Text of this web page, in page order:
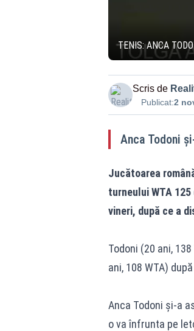
TENIS: ANCA
Scris de
Publicat:2
Anca Todoni
Jucătoarea
turneului WTA
vineri, după ce a
Todoni (20 ani,
ani, 108 WTA)
Anca Todoni şi-a
o va înfrunta pe